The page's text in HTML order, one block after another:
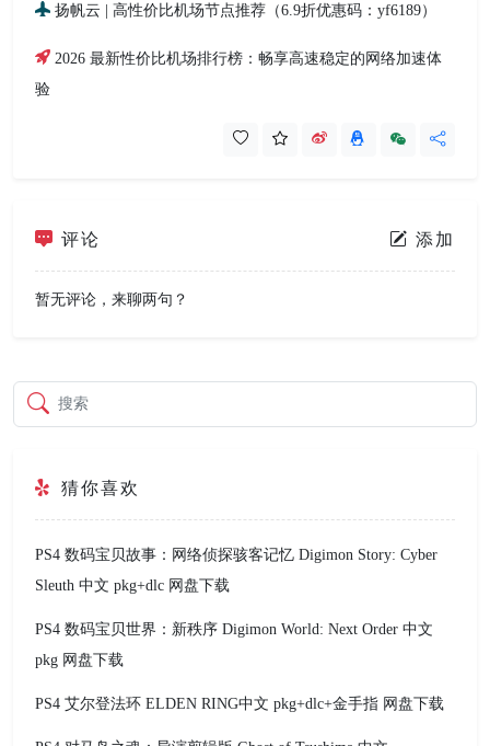
扬帆云 | 高性价比机场节点推荐（6.9折优惠码：yf6189）
2026 最新性价比机场排行榜：畅享高速稳定的网络加速体
验
评论 添加
暂无评论，来聊两句？
搜索
猜你喜欢
PS4 数码宝贝故事：网络侦探骇客记忆 Digimon Story: Cyber
Sleuth 中文 pkg+dlc 网盘下载
PS4 数码宝贝世界：新秩序 Digimon World: Next Order 中文
pkg 网盘下载
PS4 艾尔登法环 ELDEN RING中文 pkg+dlc+金手指 网盘下载